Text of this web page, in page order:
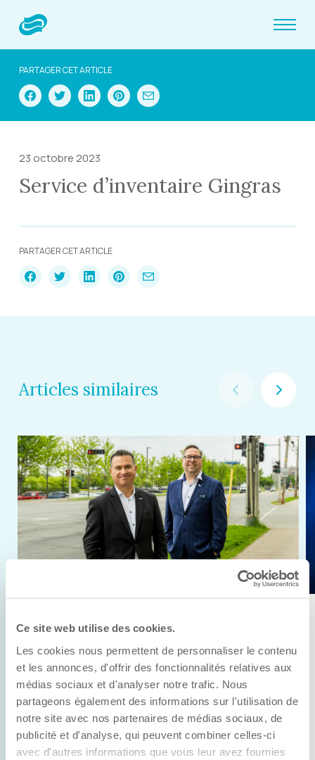
Ce site web utilise des cookies.
Les cookies nous permettent de personnaliser le contenu
et les annonces, d'offrir des fonctionnalités relatives aux
médias sociaux et d'analyser notre trafic. Nous
partageons également des informations sur l'utilisation de
notre site avec nos partenaires de médias sociaux, de
publicité et d'analyse, qui peuvent combiner celles-ci
avec d'autres informations que vous leur avez fournies
PARTAGER CET ARTICLE
23 octobre 2023
Service d’inventaire Gingras
PARTAGER CET ARTICLE
Articles similaires
Anick Métivier devient le nouveau
président de la CCI3R
C’est lors de son assemblée générale annuelle
tenue hier que la Chambre de commerce et
d’industries de ...